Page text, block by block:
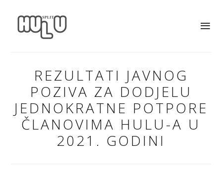
REZULTATI JAVNOG
POZIVA ZA DODJELU
JEDNOKRATNE POTPORE
ČLANOVIMA HULU-A U
2021. GODINI